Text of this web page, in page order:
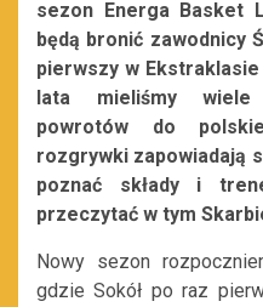
sezon Energa Basket
będą bronić zawodnicy
pierwszy w
lata mieliśmy wiele
powrotów do
rozgrywki zapowiadają
poznać składy i
przeczytać w tym
Nowy sezon
gdzie Sokół po raz